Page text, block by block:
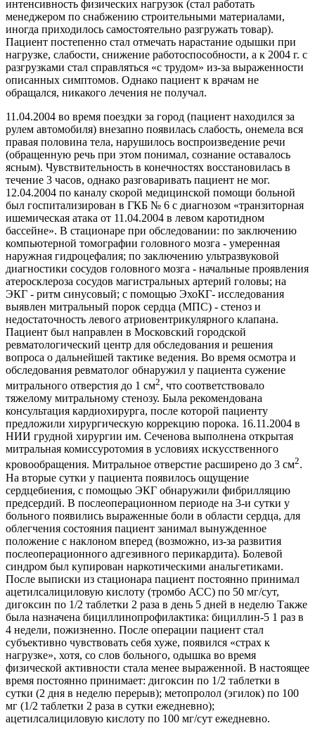
интенсивность физических нагрузок (стал работать
менеджером по снабжению строительными материалами,
иногда приходилось самостоятельно разгружать товар).
Пациент постепенно стал отмечать нарастание одышки при
нагрузке, слабости, снижение работоспособности, а к 2004 г. с
разгрузками стал справляться «с трудом» из-за выраженности
описанных симптомов. Однако пациент к врачам не
обращался, никакого лечения не получал.
11.04.2004 во время поездки за город (пациент находился за
рулем автомобиля) внезапно появилась слабость, онемела вся
правая половина тела, нарушилось воспроизведение речи
(обращенную речь при этом понимал, сознание оставалось
ясным). Чувствительность в конечностях восстановилась в
течение 3 часов, однако разговаривать пациент не мог.
12.04.2004 по каналу скорой медицинской помощи больной
был госпитализирован в ГКБ № 6 с диагнозом «транзиторная
ишемическая атака от 11.04.2004 в левом каротидном
бассейне». В стационаре при обследовании: по заключению
компьютерной томографии головного мозга - умеренная
наружная гидроцефалия; по заключению ультразвуковой
диагностики сосудов головного мозга - начальные проявления
атеросклероза сосудов магистральных артерий головы; на
ЭКГ - ритм синусовый; с помощью ЭхоКГ- исследования
выявлен митральный порок сердца (МПС) - стеноз и
недостаточность левого атриовентрикулярного клапана.
Пациент был направлен в Московский городской
ревматологический центр для обследования и решения
вопроса о дальнейшей тактике ведения. Во время осмотра и
обследования ревматолог обнаружил у пациента сужение
митрального отверстия до 1 см2, что соответствовало
тяжелому митральному стенозу. Была рекомендована
консультация кардиохирурга, после которой пациенту
предложили хирургическую коррекцию порока. 16.11.2004 в
НИИ грудной хирургии им. Сеченова выполнена открытая
митральная комиссуротомия в условиях искусственного
кровообращения. Митральное отверстие расширено до 3 см2.
На вторые сутки у пациента появилось ощущение
сердцебиения, с помощью ЭКГ обнаружили фибрилляцию
предсердий. В послеоперационном периоде на 3-и сутки у
больного появились выраженные боли в области сердца, для
облегчения состояния пациент занимал вынужденное
положение с наклоном вперед (возможно, из-за развития
послеоперационного адгезивного перикардита). Болевой
синдром был купирован наркотическими анальгетиками.
После выписки из стационара пациент постоянно принимал
ацетилсалициловую кислоту (тромбо АСС) по 50 мг/сут,
дигоксин по 1/2 таблетки 2 раза в день 5 дней в неделю Также
была назначена бициллинопрофилактика: бициллин-5 1 раз в
4 недели, пожизненно. После операции пациент стал
субъективно чувствовать себя хуже, появился «страх к
нагрузке», хотя, со слов больного, одышка во время
физической активности стала менее выраженной. В настоящее
время постоянно принимает: дигоксин по 1/2 таблетки в
сутки (2 дня в неделю перерыв); метопролол (эгилок) по 100
мг (1/2 таблетки 2 раза в сутки ежедневно);
ацетилсалициловую кислоту по 100 мг/сут ежедневно.